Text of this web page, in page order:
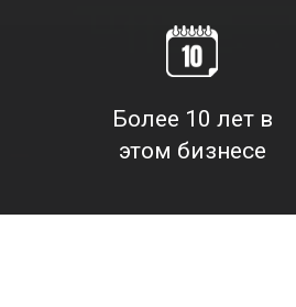
Более 10 лет в
этом бизнесе